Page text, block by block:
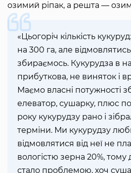
озимий ріпак, а решта —
«Цьогоріч кількість
на 300 га, але
збираємось. Кукурудза в
прибуткова, не виняток і
Маємо власні потужності
елеватор, сушарку, плюс
року кукурудзу рано і
терміни. Ми кукурудзу
відмовлятися від неї не
вологістю зерна 20%,
стало проблемою, хоч